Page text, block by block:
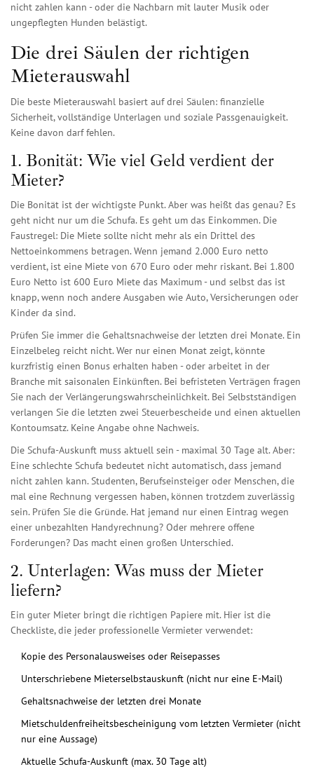
nicht zahlen kann - oder die Nachbarn mit lauter Musik oder
ungepflegten Hunden belästigt.
Die drei Säulen der richtigen
Mieterauswahl
Die beste Mieterauswahl basiert auf drei Säulen: finanzielle
Sicherheit, vollständige Unterlagen und soziale Passgenauigkeit.
Keine davon darf fehlen.
1. Bonität: Wie viel Geld verdient der
Mieter?
Die Bonität ist der wichtigste Punkt. Aber was heißt das genau? Es
geht nicht nur um die Schufa. Es geht um das Einkommen. Die
Faustregel: Die Miete sollte nicht mehr als ein Drittel des
Nettoeinkommens betragen. Wenn jemand 2.000 Euro netto
verdient, ist eine Miete von 670 Euro oder mehr riskant. Bei 1.800
Euro Netto ist 600 Euro Miete das Maximum - und selbst das ist
knapp, wenn noch andere Ausgaben wie Auto, Versicherungen oder
Kinder da sind.
Prüfen Sie immer die Gehaltsnachweise der letzten drei Monate. Ein
Einzelbeleg reicht nicht. Wer nur einen Monat zeigt, könnte
kurzfristig einen Bonus erhalten haben - oder arbeitet in der
Branche mit saisonalen Einkünften. Bei befristeten Verträgen fragen
Sie nach der Verlängerungswahrscheinlichkeit. Bei Selbstständigen
verlangen Sie die letzten zwei Steuerbescheide und einen aktuellen
Kontoumsatz. Keine Angabe ohne Nachweis.
Die Schufa-Auskunft muss aktuell sein - maximal 30 Tage alt. Aber:
Eine schlechte Schufa bedeutet nicht automatisch, dass jemand
nicht zahlen kann. Studenten, Berufseinsteiger oder Menschen, die
mal eine Rechnung vergessen haben, können trotzdem zuverlässig
sein. Prüfen Sie die Gründe. Hat jemand nur einen Eintrag wegen
einer unbezahlten Handyrechnung? Oder mehrere offene
Forderungen? Das macht einen großen Unterschied.
2. Unterlagen: Was muss der Mieter
liefern?
Ein guter Mieter bringt die richtigen Papiere mit. Hier ist die
Checkliste, die jeder professionelle Vermieter verwendet:
Kopie des Personalausweises oder Reisepasses
Unterschriebene Mieterselbstauskunft (nicht nur eine E-Mail)
Gehaltsnachweise der letzten drei Monate
Mietschuldenfreiheitsbescheinigung vom letzten Vermieter (nicht
nur eine Aussage)
Aktuelle Schufa-Auskunft (max. 30 Tage alt)